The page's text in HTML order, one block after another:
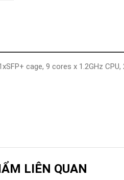
CHÁY
KHÓA
cage, 9 cores x 1.2GHz CPU,
LIÊN QUAN